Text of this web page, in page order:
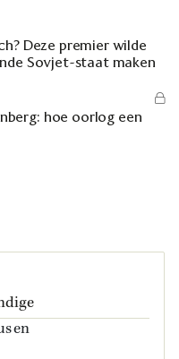
Deze premier wilde
Sovjet-staat maken
hoe oorlog een
en